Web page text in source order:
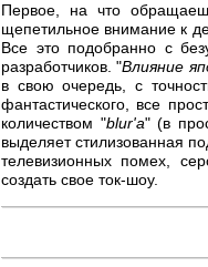
Первое, на что
щепетильное внимание к
Все это подобранно с
разработчиков. "Влияние
в свою очередь, с
фантастического, все
количеством "blur'а" (в
выделяет стилизованная
телевизионных помех,
создать свое ток-шоу.